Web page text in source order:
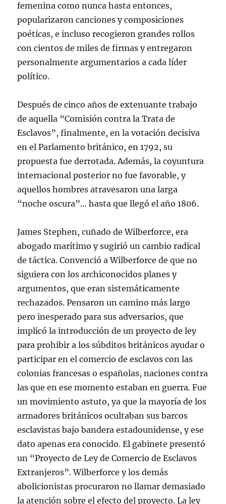
femenina como nunca hasta entonces,
popularizaron canciones y composiciones
poéticas, e incluso recogieron grandes rollos
con cientos de miles de firmas y entregaron
personalmente argumentarios a cada líder
político.
Después de cinco años de extenuante trabajo
de aquella “Comisión contra la Trata de
Esclavos”, finalmente, en la votación decisiva
en el Parlamento británico, en 1792, su
propuesta fue derrotada. Además, la coyuntura
internacional posterior no fue favorable, y
aquellos hombres atravesaron una larga
“noche oscura”… hasta que llegó el año 1806.
James Stephen, cuñado de Wilberforce, era
abogado marítimo y sugirió un cambio radical
de táctica. Convenció a Wilberforce de que no
siguiera con los archiconocidos planes y
argumentos, que eran sistemáticamente
rechazados. Pensaron un camino más largo
pero inesperado para sus adversarios, que
implicó la introducción de un proyecto de ley
para prohibir a los súbditos británicos ayudar o
participar en el comercio de esclavos con las
colonias francesas o españolas, naciones contra
las que en ese momento estaban en guerra. Fue
un movimiento astuto, ya que la mayoría de los
armadores británicos ocultaban sus barcos
esclavistas bajo bandera estadounidense, y ese
dato apenas era conocido. El gabinete presentó
un “Proyecto de Ley de Comercio de Esclavos
Extranjeros”. Wilberforce y los demás
abolicionistas procuraron no llamar demasiado
la atención sobre el efecto del proyecto. La ley